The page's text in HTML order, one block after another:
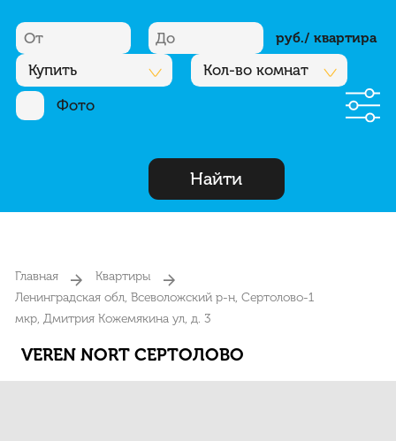
Купить Кол-во комнат
руб./ квартира
Фото
Найти
Главная
Квартиры
Ленинградская обл, Всеволожский р-н, Сертолово-1
мкр, Дмитрия Кожемякина ул, д. 3
VEREN NORT СЕРТОЛОВО